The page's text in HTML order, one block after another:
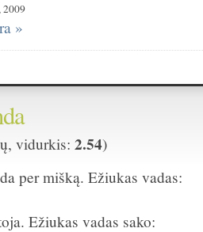
2009
»
vidurkis:2.54)
per mišką. Ežiukas vadas:
Ežiukas vadas sako: